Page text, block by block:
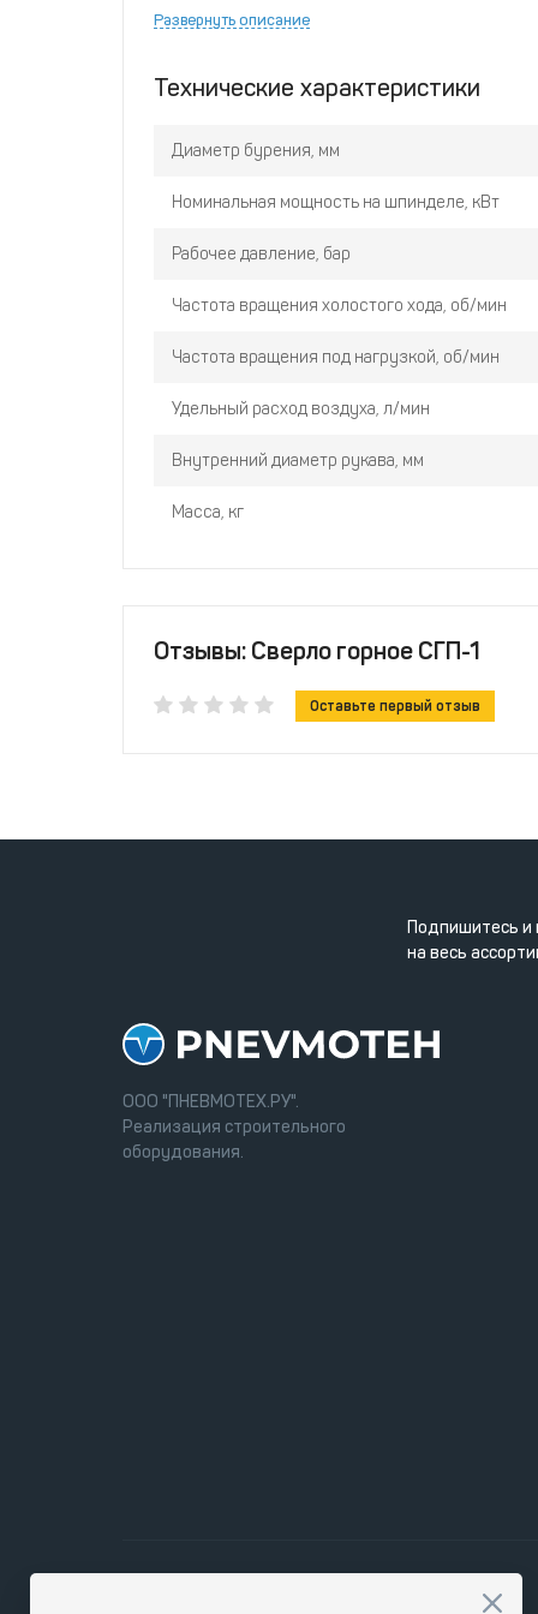
понижение затрат на труд вследствие
Развернуть описание
Технические характеристики
Диаметр бурения, мм
Номинальная мощность на шпинделе, кВт
Рабочее давление, бар
Частота вращения холостого хода, об/мин
Частота вращения под нагрузкой, об/мин
Удельный расход воздуха, л/мин
Внутренний диаметр рукава, мм
Масса, кг
Отзывы: Сверло горное СГП-1
Оставьте первый отзыв
Подпишитесь и
на весь
ООО "ПНЕВМОТЕХ.РУ".
Реализация строительного
оборудования.